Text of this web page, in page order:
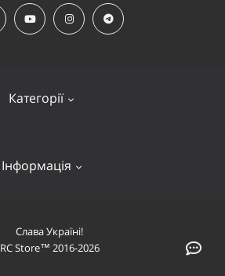
Категорії
Квадрокоптери
Літаки
Інформація
Оплата і доставка
Про компанію
Слава Україні!
RC Store™ 2016-2026